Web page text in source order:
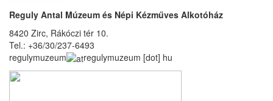
Reguly Antal Múzeum és Népi Kézműves Alkotóház
8420 Zirc, Rákóczi tér 10.
Tel.: +36/30/237-6493
regulymuzeum
regulymuzeum [dot] hu